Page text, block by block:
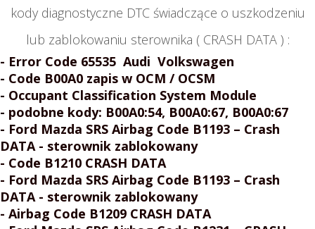
kody diagnostyczne DTC świadczące o uszkodzeniu
lub zablokowaniu sterownika ( CRASH DATA ) :
- Error Code 65535 Audi Volkswagen
- Code B00A0 zapis w OCM / OCSM
- Occupant Classification System Module
- podobne kody: B00A0:54, B00A0:67, B00A0:67
- Ford Mazda SRS Airbag Code B1193 – Crash
DATA - sterownik zablokowany
- Code B1210 CRASH DATA
- Ford Mazda SRS Airbag Code B1193 – Crash
DATA - sterownik zablokowany
- Airbag Code B1209 CRASH DATA